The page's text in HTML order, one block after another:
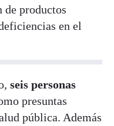
productos
en el
seis personas
presuntas
pública. Además